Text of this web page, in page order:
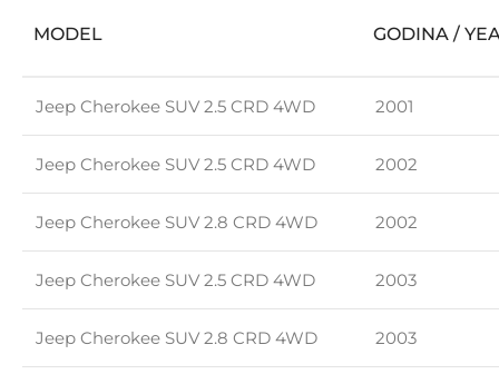
MODEL GODINA /
Jeep Cherokee SUV 2.5 CRD 4WD 2001
Jeep Cherokee SUV 2.5 CRD 4WD 2002
Jeep Cherokee SUV 2.8 CRD 4WD 2002
Jeep Cherokee SUV 2.5 CRD 4WD 2003
Jeep Cherokee SUV 2.8 CRD 4WD 2003